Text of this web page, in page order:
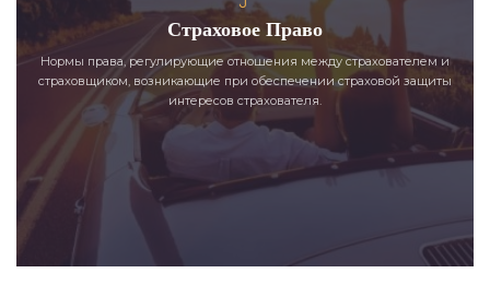
Страховое Право
Нормы права, регулирующие отношения между страхователем и
страховщиком, возникающие при обеспечении страховой защиты
интересов страхователя.